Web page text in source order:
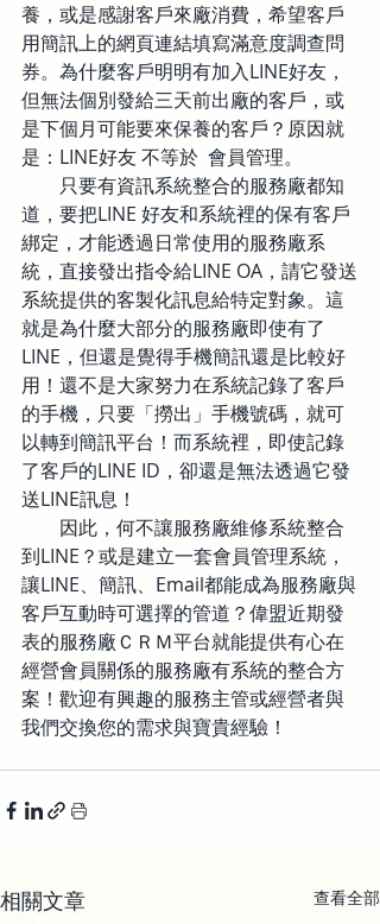
養，或是感謝客戶來廠消費，希望客戶
用簡訊上的網頁連結填寫滿意度調查問
券。為什麼客戶明明有加入LINE好友，
但無法個別發給三天前出廠的客戶，或
是下個月可能要來保養的客戶？原因就
是：LINE好友 不等於  會員管理。
只要有資訊系統整合的服務廠都知
道，要把LINE 好友和系統裡的保有客戶
綁定，才能透過日常使用的服務廠系
統，直接發出指令給LINE OA，請它發送
系統提供的客製化訊息給特定對象。這
就是為什麼大部分的服務廠即使有了
LINE，但還是覺得手機簡訊還是比較好
用！還不是大家努力在系統記錄了客戶
的手機，只要「撈出」手機號碼，就可
以轉到簡訊平台！而系統裡，即使記錄
了客戶的LINE ID，卻還是無法透過它發
送LINE訊息！
因此，何不讓服務廠維修系統整合
到LINE？或是建立一套會員管理系統，
讓LINE、簡訊、Email都能成為服務廠與
客戶互動時可選擇的管道？偉盟近期發
表的服務廠ＣＲＭ平台就能提供有心在
經營會員關係的服務廠有系統的整合方
案！歡迎有興趣的服務主管或經營者與
我們交換您的需求與寶貴經驗！
相關文章 查看全部